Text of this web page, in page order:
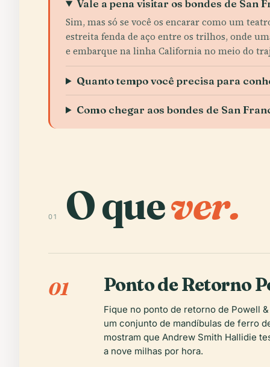
Vale a pena visitar os bondes de San
Sim, mas só se você os encarar como um
estreita fenda de aço entre os trilhos, onde
e embarque na linha California no meio do
Quanto tempo você precisa para
Como chegar aos bondes de San
01 O quever.
01 Ponto de Retorno
Fique no ponto de retorno de Powell
um conjunto de mandíbulas de ferro
mostram que Andrew Smith Hallidie
a nove milhas por hora.